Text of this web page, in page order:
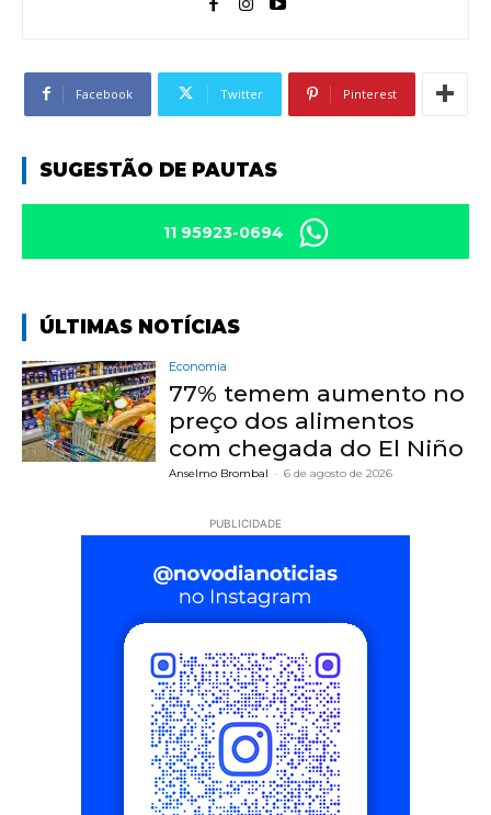
Facebook Twitter Pinterest
SUGESTÃO DE PAUTAS
11 95923-0694
ÚLTIMAS NOTÍCIAS
Economia
77% temem aumento no
preço dos alimentos
com chegada do El Niño
Anselmo Brombal - 6 de agosto de 2026
PUBLICIDADE